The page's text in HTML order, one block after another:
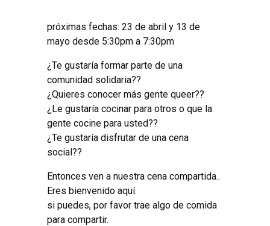
próximas fechas: 23 de abril y 13 de
mayo desde 5:30pm a 7:30pm
¿Te gustaría formar parte de una
comunidad solidaria??
¿Quieres conocer más gente queer??
¿Le gustaría cocinar para otros o que la
gente cocine para usted??
¿Te gustaría disfrutar de una cena
social??
Entonces ven a nuestra cena compartida..
Eres bienvenido aquí.
si puedes, por favor trae algo de comida
para compartir.